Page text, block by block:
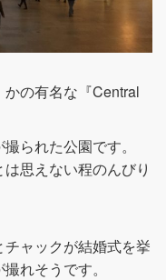
の有名な『Central
られた公園です。
思えない程のんびり
ャックが結婚式を挙
れそうです。